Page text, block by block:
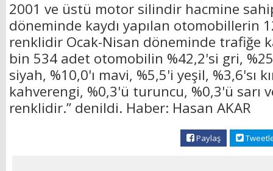
2001 ve üstü motor silindir hacmine
döneminde kaydı yapılan otomobillerin
renklidir Ocak-Nisan döneminde trafiğe
bin 534 adet otomobilin %42,2'si gri,
siyah, %10,0'ı mavi, %5,5'i yeşil, %3,6'sı
kahverengi, %0,3'ü turuncu, %0,3'ü sarı
renklidir.” denildi. Haber: Hasan AKAR
Paylaş